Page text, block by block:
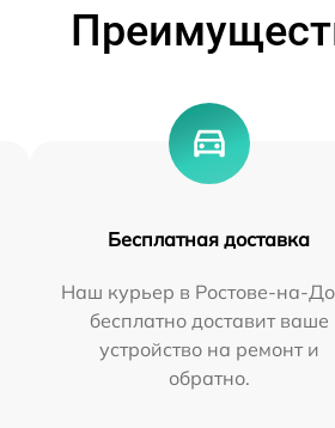
Бесплатная доставка
Наш курьер в Ростове-на-
бесплатно доставит ваше
устройство на ремонт и
обратно.